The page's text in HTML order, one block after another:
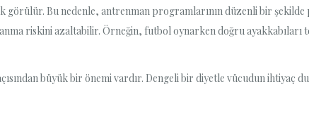
Bu nedenle, antrenman programlarının düzenli bir şekilde
riskini azaltabilir. Örneğin, futbol oynarken doğru ayakkabıları
büyük bir önemi vardır. Dengeli bir diyetle vücudun ihtiyaç